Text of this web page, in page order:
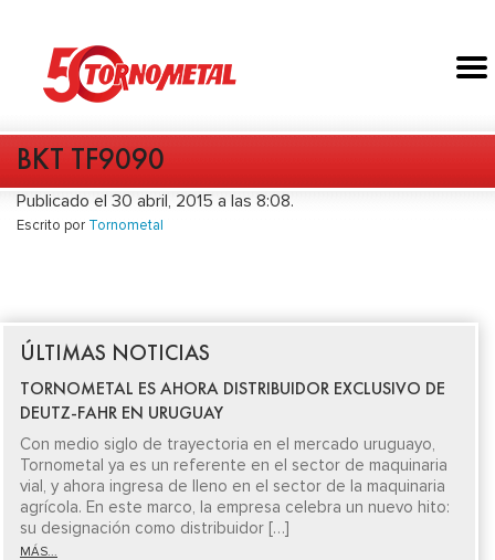
BKT TF9090
Publicado el 30 abril, 2015 a las 8:08.
Escrito por Tornometal
ÚLTIMAS NOTICIAS
TORNOMETAL ES AHORA DISTRIBUIDOR EXCLUSIVO DE
DEUTZ-FAHR EN URUGUAY
Con medio siglo de trayectoria en el mercado uruguayo,
Tornometal ya es un referente en el sector de maquinaria
vial, y ahora ingresa de lleno en el sector de la maquinaria
agrícola. En este marco, la empresa celebra un nuevo hito:
su designación como distribuidor […]
MÁS...